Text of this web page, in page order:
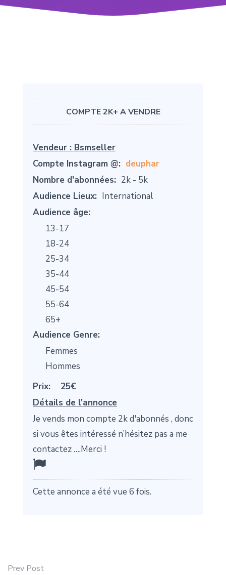
COMPTE 2K+ A VENDRE
Vendeur : Bsmseller
Compte Instagram @: deuphar
Nombre d'abonnées: 2k - 5k
Audience Lieux: International
Audience âge:
13-17
18-24
25-34
35-44
45-54
55-64
65+
Audience Genre:
Femmes
Hommes
Prix:
25€
Détails de l'annonce
Je vends mon compte 2k d'abonnés , donc
si vous êtes intéressé n’hésitez pas a me
contactez ….Merci !
Cette annonce a été vue 6 fois.
Prev Post